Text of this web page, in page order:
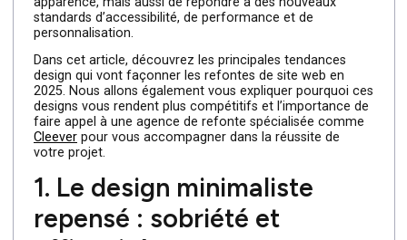
2025, certaines tendances design ont déjà su se
démarquer comme des incontournables pour les
apparence, mais aussi de répondre à des nouveaux
standards d’accessibilité, de performance et de
personnalisation.
Dans cet article, découvrez les principales tendances
design qui vont façonner les refontes de site web en
2025. Nous allons également vous expliquer pourquoi
designs vous rendent plus compétitifs et l’importance
faire appel à une agence de refonte spécialisée comme
Cleeverpour vous accompagner dans la réussite de
votre projet.